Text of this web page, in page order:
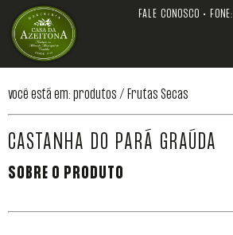
FALE CONOSCO • FONE:
você está em: produtos / Frutas Secas
CASTANHA DO PARÁ GRAÚDA
SOBRE O PRODUTO